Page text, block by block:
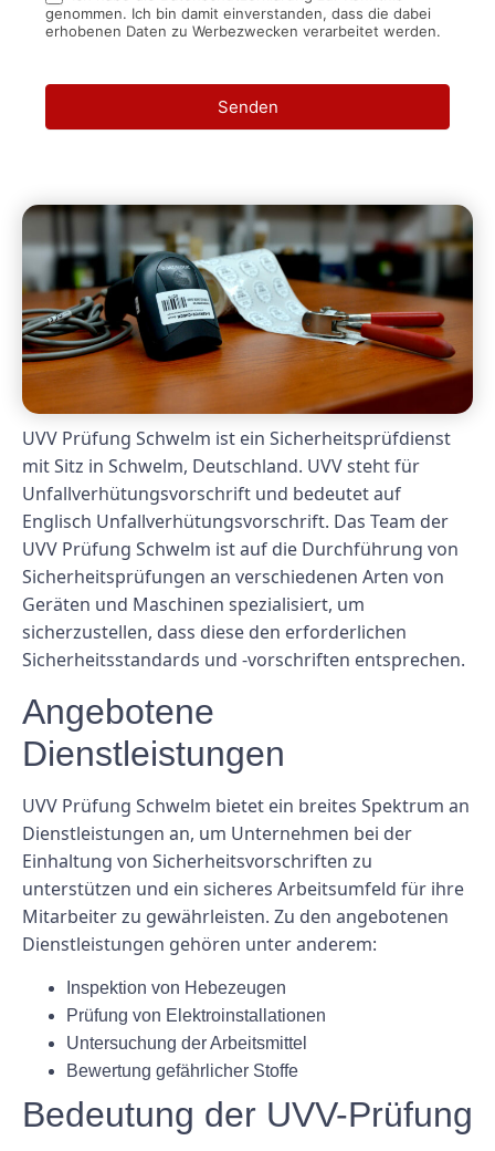
genommen. Ich bin damit einverstanden, dass die dabei
erhobenen Daten zu Werbezwecken verarbeitet werden.
Senden
UVV Prüfung Schwelm ist ein Sicherheitsprüfdienst
mit Sitz in Schwelm, Deutschland. UVV steht für
Unfallverhütungsvorschrift und bedeutet auf
Englisch Unfallverhütungsvorschrift. Das Team der
UVV Prüfung Schwelm ist auf die Durchführung von
Sicherheitsprüfungen an verschiedenen Arten von
Geräten und Maschinen spezialisiert, um
sicherzustellen, dass diese den erforderlichen
Sicherheitsstandards und -vorschriften entsprechen.
Angebotene
Dienstleistungen
UVV Prüfung Schwelm bietet ein breites Spektrum an
Dienstleistungen an, um Unternehmen bei der
Einhaltung von Sicherheitsvorschriften zu
unterstützen und ein sicheres Arbeitsumfeld für ihre
Mitarbeiter zu gewährleisten. Zu den angebotenen
Dienstleistungen gehören unter anderem:
Inspektion von Hebezeugen
Prüfung von Elektroinstallationen
Untersuchung der Arbeitsmittel
Bewertung gefährlicher Stoffe
Bedeutung der UVV-Prüfung